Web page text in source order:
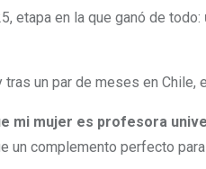
etapa en la que ganó de todo:
un par de meses en
mi mujer es profesora
complemento perfecto